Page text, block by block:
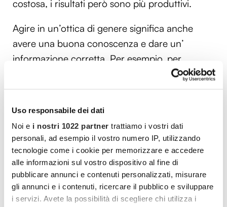
Uso responsabile dei dati
Noi e i nostri 1022 partner trattiamo i vostri dati
personali, ad esempio il vostro numero IP, utilizzando
tecnologie come i cookie per memorizzare e accedere
alle informazioni sul vostro dispositivo al fine di
pubblicare annunci e contenuti personalizzati, misurare
gli annunci e i contenuti, ricercare il pubblico e sviluppare
i servizi. Avete la possibilità di scegliere chi utilizza i
costosa, i risultati però sono più produttivi.
Agire in un’ottica di genere significa anche
avere una buona conoscenza e dare un’
informazione corretta. Per esempio, per
rimanere in ambito cardiologico, l’infarto del
miocardio nella donna viene diagnosticato in
non sono quelli noti del dolore in centro al
petto che si irradia al braccio sinistro, tipico
degli uomini, ma la donna ha pochi sintomi,
può avere un po’ di mal di pancia o un po’ di
dispnea o più frequentemente un dolore